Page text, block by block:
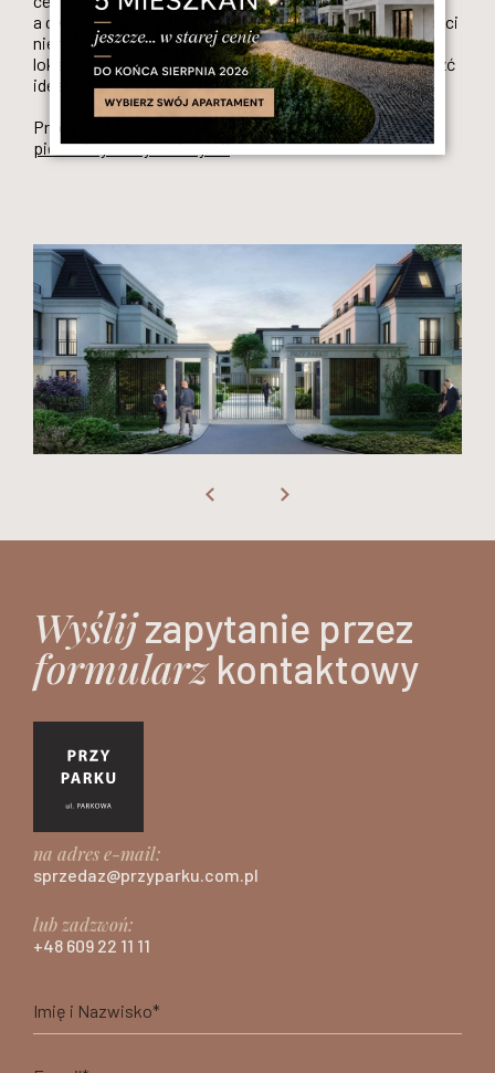
a dynamiczny rozwój regionu gwarantuje wzrost wartości
nieruchomości. Niezależnie od Twoich potrzeb, te pięć
lokalizacji oferuje różnorodność, która pozwoli Ci znaleźć
idealne miejsce do życia.
Przeczytaj też
Co wybrać - zakup mieszkania na rynku
pierowtnym czy wtórnym?
Wyślijzapytanie przez
formularzkontaktowy
na adres e-mail:
sprzedaz@przyparku.com.pl
lub zadzwoń:
+48 609 22 11 11